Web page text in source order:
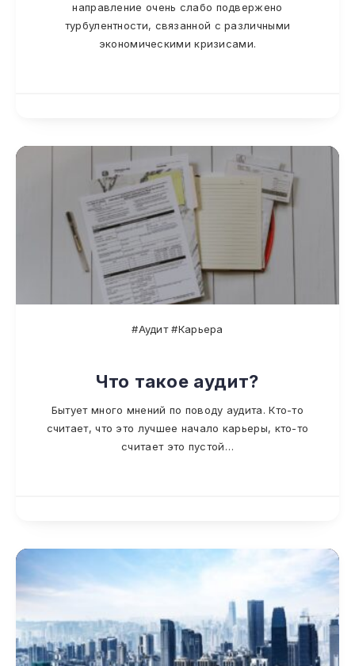
направление очень слабо подвержено
турбулентности, связанной с различными
экономическими кризисами.
#Аудит #Карьера
Что такое аудит?
Бытует много мнений по поводу аудита. Кто-то
считает, что это лучшее начало карьеры, кто-то
считает это пустой…